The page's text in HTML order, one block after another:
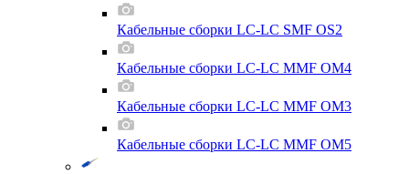
Кабельные сборки LC-LC SMF OS2
Кабельные сборки LC-LC MMF OM4
Кабельные сборки LC-LC MMF OM3
Кабельные сборки LC-LC MMF OM5